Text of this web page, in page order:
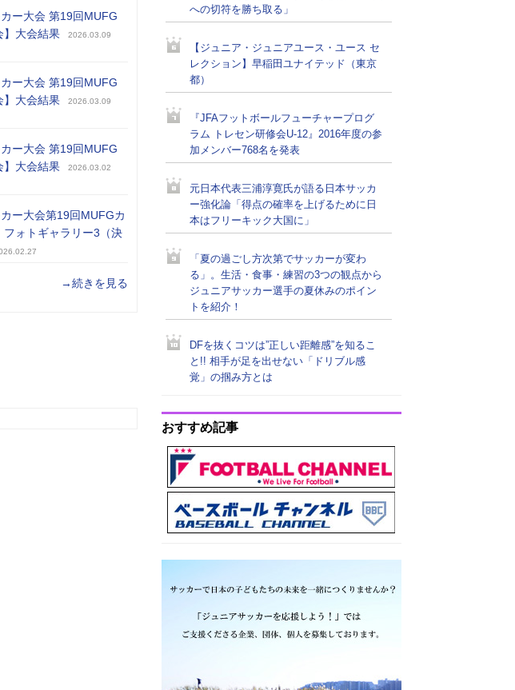
カー大会 第19回MUFG
】大会結果
2026.03.09
カー大会 第19回MUFG
】大会結果
2026.03.09
カー大会 第19回MUFG
】大会結果
2026.03.02
カー大会第19回MUFGカ
フォトギャラリー3（決
→続きを見る
への切符を勝ち取る」
【ジュニア・ジュニアユース・ユース セ
レクション】早稲田ユナイテッド（東京
都）
『JFAフットボールフューチャープログ
ラム トレセン研修会U-12』2016年度の参
加メンバー768名を発表
元日本代表三浦淳寛氏が語る日本サッカ
ー強化論「得点の確率を上げるために日
本はフリーキック大国に」
「夏の過ごし方次第でサッカーが変わ
る」。生活・食事・練習の3つの観点から
ジュニアサッカー選手の夏休みのポイン
トを紹介！
DFを抜くコツは”正しい距離感”を知るこ
と!! 相手が足を出せない「ドリブル感
覚」の掴み方とは
おすすめ記事